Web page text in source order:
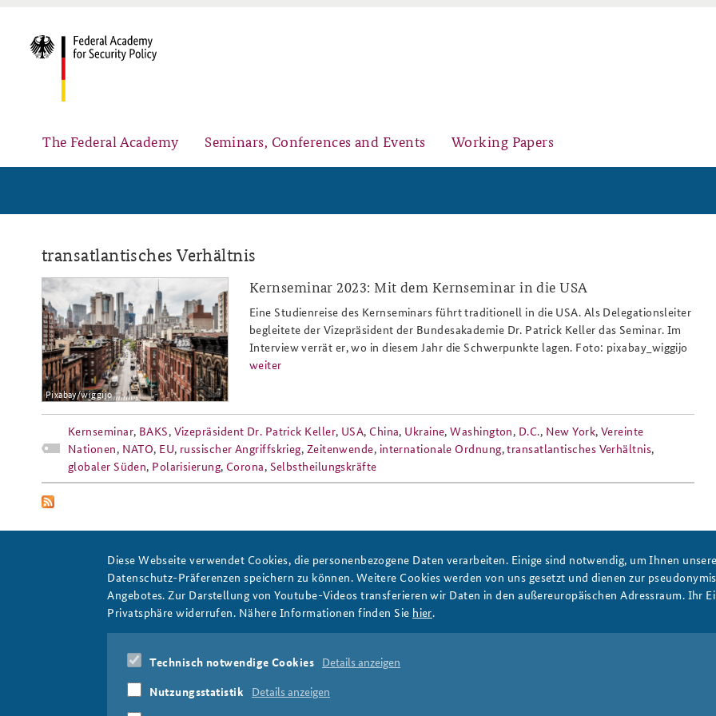
The Federal Academy
Advisory Board
Partners Young Leaders in Security Policy
Seminars, Conferences and Events
Security Policy Course for Senior Officials
Public Events Further Events
Working Papers
transatlantisches Verhältnis
usa_nyc_slider_808x486_pixabay_wiggijo.png
Pixabay/wiggijo
Kernseminar 2023: Mit dem Kernseminar in die USA
Eine Studienreise des Kernseminars führt traditionell in die USA. Als Delegationsleiter
begleitete der Vizepräsident der Bundesakademie Dr. Patrick Keller das Seminar. Im
Interview verrät er, wo in diesem Jahr die Schwerpunkte lagen. Foto: pixabay_wiggijo
weiter
Kernseminar, BAKS, Vizepräsident Dr. Patrick Keller, USA, China, Ukraine,Washington, D.C., New York,Vereinte
Nationen, NATO, EU, russischer Angriffskrieg, Zeitenwende, internationale Ordnung,transatlantisches Verhältnis,
globaler Süden, Polarisierung, Corona, Selbstheilungskräfte
DATA PRIVACY IMPRINT
transatlantisches Verhältnis
Diese Webseite verwendet Cookies, die personenbezogene Daten verarbeiten. Einige sind notwendig, um Ihnen
Datenschutz-Präferenzen speichern zu können. Weitere Cookies werden von uns gesetzt und dienen zur
Angebotes. Zur Darstellung von Youtube-Videos transferieren wir Daten in den außereuropäischen Adressraum. Ihr
Privatsphäre widerrufen. Nähere Informationen finden Sie hier.
Technisch notwendige Cookies Details anzeigen
Nutzungsstatistik Details anzeigen